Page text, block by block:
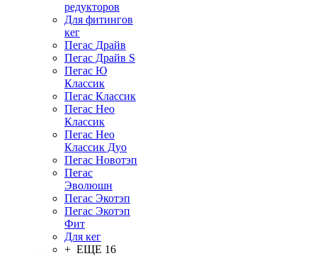
редукторов
Для фитингов
кег
Пегас Драйв
Пегас Драйв S
Пегас Ю
Классик
Пегас Классик
Пегас Нео
Классик
Пегас Нео
Классик Дуо
Пегас Новотэп
Пегас
Эволюшн
Пегас Экотэп
Пегас Экотэп
Фит
Для кег
+ ЕЩЕ 16